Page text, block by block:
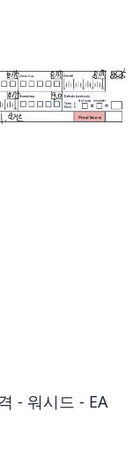
- 워시드 - EA